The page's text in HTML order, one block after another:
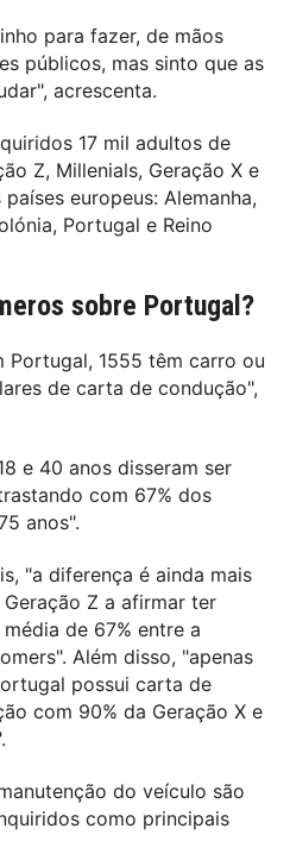
para fazer, de mãos
públicos, mas sinto que as
acrescenta.
17 mil adultos de
Z, Millenials, Geração X e
europeus: Alemanha,
Portugal e Reino
sobre Portugal?
Portugal, 1555 têm carro ou
de carta de condução",
e 40 anos disseram ser
com 67% dos
anos".
"a diferença é ainda mais
Z a afirmar ter
de 67% entre a
Além disso, "apenas
possui carta de
com 90% da Geração X e
do veículo são
como principais